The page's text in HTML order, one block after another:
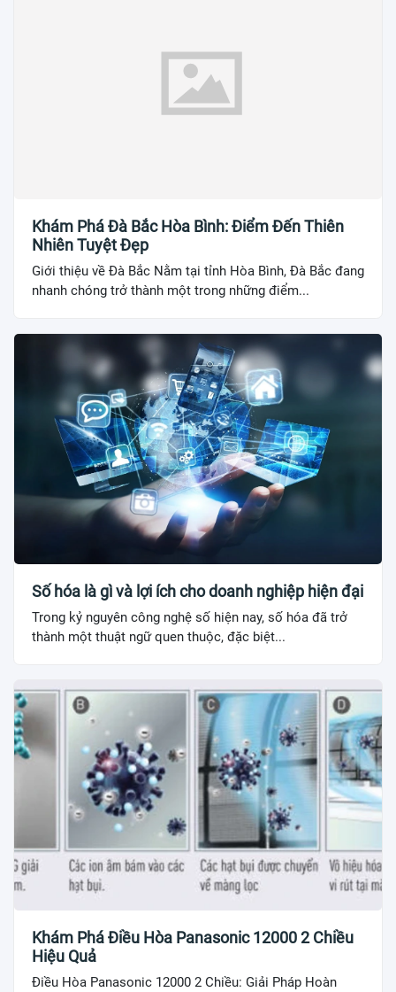
Khám Phá Đà Bắc Hòa Bình: Điểm Đến Thiên
Nhiên Tuyệt Đẹp
Giới thiệu về Đà Bắc Nằm tại tỉnh Hòa Bình, Đà Bắc đang
nhanh chóng trở thành một trong những điểm...
Số hóa là gì và lợi ích cho doanh nghiệp hiện đại
Trong kỷ nguyên công nghệ số hiện nay, số hóa đã trở
thành một thuật ngữ quen thuộc, đặc biệt...
Khám Phá Điều Hòa Panasonic 12000 2 Chiều
Hiệu Quả
Điều Hòa Panasonic 12000 2 Chiều: Giải Pháp Hoàn